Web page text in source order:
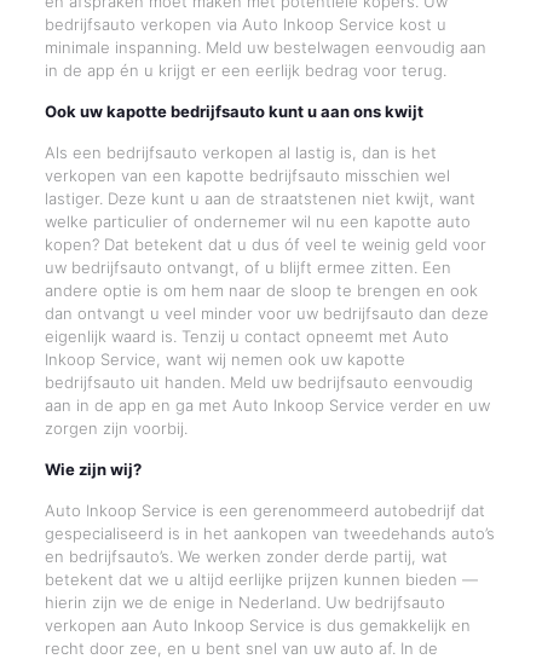
bedrijfsauto verkopen via Auto Inkoop Service kost u
minimale inspanning. Meld uw bestelwagen eenvoudig aan
in de app én u krijgt er een eerlijk bedrag voor terug.
Ook uw kapotte bedrijfsauto kunt u aan ons kwijt
Als een bedrijfsauto verkopen al lastig is, dan is het
verkopen van een kapotte bedrijfsauto misschien wel
lastiger. Deze kunt u aan de straatstenen niet kwijt, want
welke particulier of ondernemer wil nu een kapotte auto
kopen? Dat betekent dat u dus óf veel te weinig geld voor
uw bedrijfsauto ontvangt, of u blijft ermee zitten. Een
andere optie is om hem naar de sloop te brengen en ook
dan ontvangt u veel minder voor uw bedrijfsauto dan deze
eigenlijk waard is. Tenzij u contact opneemt met Auto
Inkoop Service, want wij nemen ook uw kapotte
bedrijfsauto uit handen. Meld uw bedrijfsauto eenvoudig
aan in de app en ga met Auto Inkoop Service verder en uw
zorgen zijn voorbij.
Wie zijn wij?
Auto Inkoop Service is een gerenommeerd autobedrijf dat
gespecialiseerd is in het aankopen van tweedehands auto’s
en bedrijfsauto’s. We werken zonder derde partij, wat
betekent dat we u altijd eerlijke prijzen kunnen bieden —
hierin zijn we de enige in Nederland. Uw bedrijfsauto
verkopen aan Auto Inkoop Service is dus gemakkelijk en
recht door zee, en u bent snel van uw auto af. In de